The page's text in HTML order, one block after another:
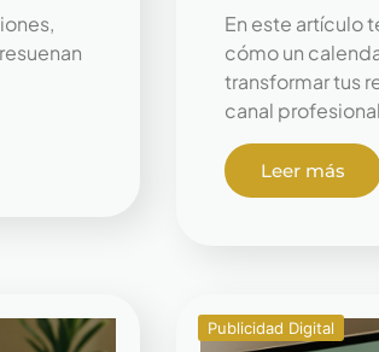
En este artículo
cómo un
transformar tus
canal
Leer más
Publicidad Digital